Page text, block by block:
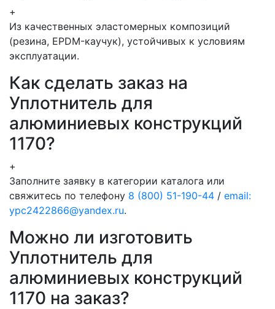
+
Из качественных эластомерных композиций
(резина, EPDM-каучук), устойчивых к условиям
эксплуатации.
Как сделать заказ на
Уплотнитель для
алюминиевых конструкций
1170?
+
Заполните заявку в категории каталога или
свяжитесь по телефону 8 (800) 51-190-44 / email:
ypc2422866@yandex.ru.
Можно ли изготовить
Уплотнитель для
алюминиевых конструкций
1170 на заказ?